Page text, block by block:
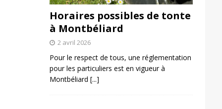
Horaires possibles de tonte
à Montbéliard
2 avril 2026
Pour le respect de tous, une réglementation
pour les particuliers est en vigueur à
Montbéliard [...]